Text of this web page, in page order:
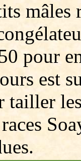
pour
est
tailler